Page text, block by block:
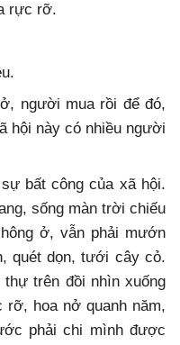
rực rỡ.
người mua rồi để đó,
hội này có nhiều người
bất công của xã hội.
sống màn trời chiếu
ở, vẫn phải mướn
quét dọn, tưới cây cỏ.
trên đồi nhìn xuống
rỡ, hoa nở quanh năm,
phải chi mình được